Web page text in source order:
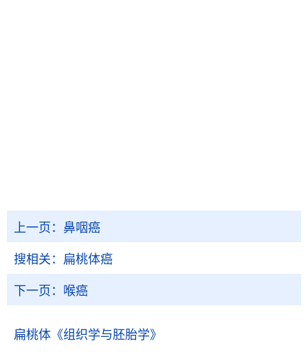
上一页： 鼻咽癌
搜相关： 扁桃体癌
下一页： 喉癌
扁桃体 《组织学与胚胎学》